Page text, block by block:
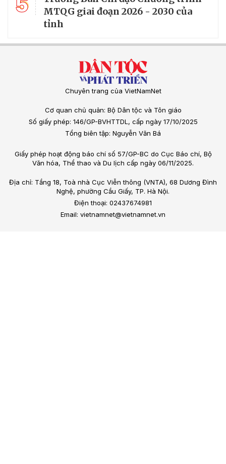
MTQG giai đoạn 2026 - 2030 của
tỉnh
Chuyên trang của VietNamNet
Cơ quan chủ quản: Bộ Dân tộc và Tôn giáo
Số giấy phép: 146/GP-BVHTTDL, cấp ngày 17/10/2025
Tổng biên tập: Nguyễn Văn Bá
Giấy phép hoạt động báo chí số 57/GP-BC do Cục Báo chí, Bộ
Văn hóa, Thể thao và Du lịch cấp ngày 06/11/2025.
Địa chỉ: Tầng 18, Toà nhà Cục Viễn thông (VNTA), 68 Dương Đình
Nghệ, phường Cầu Giấy, TP. Hà Nội.
Điện thoại: 02437674981
Email: vietnamnet@vietnamnet.vn